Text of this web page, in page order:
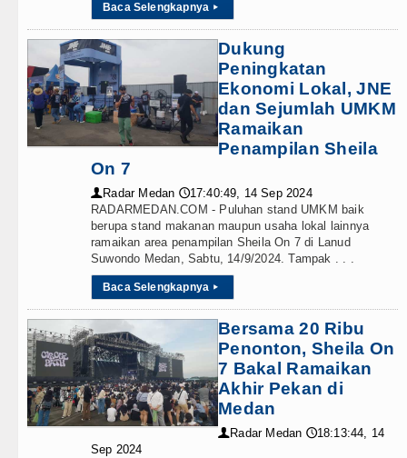
Baca Selengkapnya ▸
Dukung
Peningkatan
Ekonomi Lokal, JNE
dan Sejumlah UMKM
Ramaikan
Penampilan Sheila
On 7
👤 Radar Medan 🕔17:40:49, 14 Sep 2024
RADARMEDAN.COM - Puluhan stand UMKM baik
berupa stand makanan maupun usaha lokal lainnya
ramaikan area penampilan Sheila On 7 di Lanud
Suwondo Medan, Sabtu, 14/9/2024. Tampak . . .
Baca Selengkapnya ▸
Bersama 20 Ribu
Penonton, Sheila On
7 Bakal Ramaikan
Akhir Pekan di
Medan
👤 Radar Medan 🕔18:13:44, 14
Sep 2024